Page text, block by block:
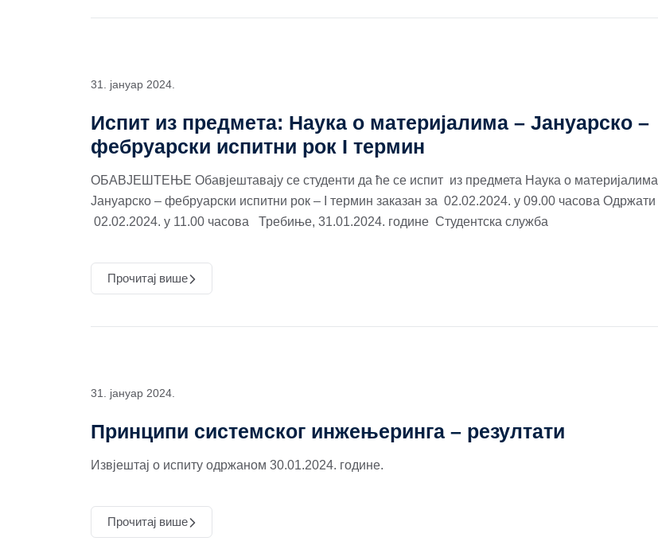
31. јануар 2024.
Испит из предмета: Наука о материјалима – Јануарско –
фебруарски испитни рок I термин
ОБАВЈЕШТЕЊЕ Обавјештавају се студенти да ће се испит из предмета Наука о материјалима
Јануарско – фебруарски испитни рок – I термин заказан за 02.02.2024. у 09.00 часова Одржати
02.02.2024. у 11.00 часова Требиње, 31.01.2024. године Студентска служба
Прочитај више
31. јануар 2024.
Принципи системског инжењеринга – резултати
Извјештај о испиту одржаном 30.01.2024. године.
Прочитај више